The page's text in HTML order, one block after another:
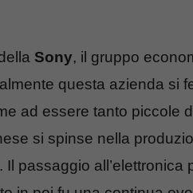
Sony, il gruppo
questa azienda si
ad essere tanto piccole
si spinse nella
passaggio all’elettronica